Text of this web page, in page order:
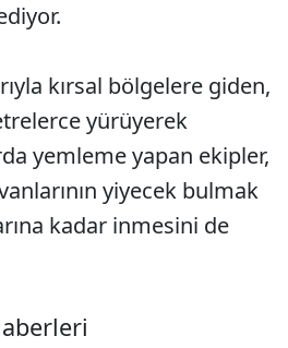
kırsal bölgelere giden,
yürüyerek
yemleme yapan ekipler,
yiyecek bulmak
kadar inmesini de